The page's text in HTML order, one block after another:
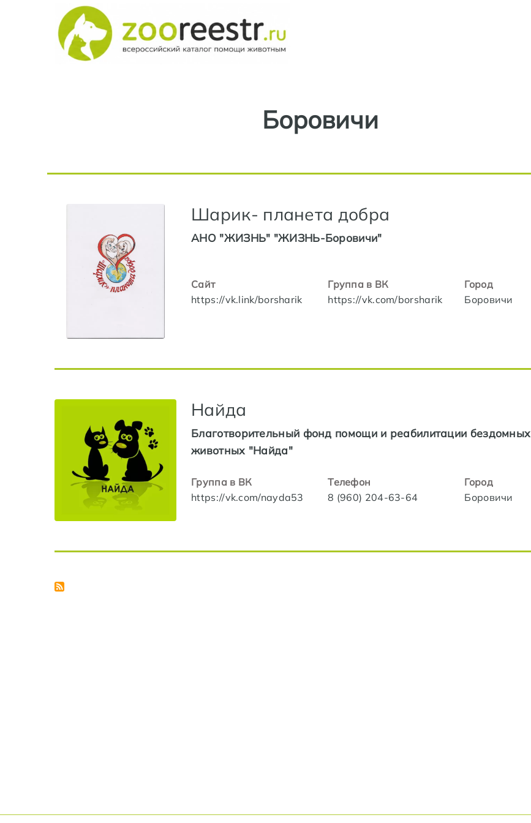
Боровичи
Шарик- планета добра
АНО "ЖИЗНЬ" "ЖИЗНЬ-Боровичи"
Сайт
https://vk.link/borsharik
Группа в ВК
https://vk.com/borsharik
Город
Боровичи
Найда
Благотворительный фонд помощи и реабилитации бездомных
животных "Найда"
Группа в ВК
https://vk.com/nayda53
Телефон
8 (960) 204-63-64
Город
Боровичи